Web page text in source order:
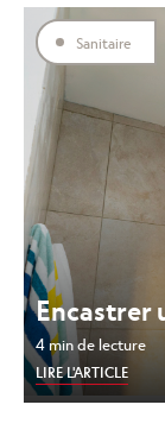
Sanitaire
Encastrer
4 min de lecture
LIRE L'ARTICLE